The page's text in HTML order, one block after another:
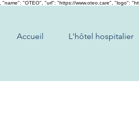
"OTEO", "url": "https://www.oteo.care", "logo":
Accueil L'hôtel hospitalier